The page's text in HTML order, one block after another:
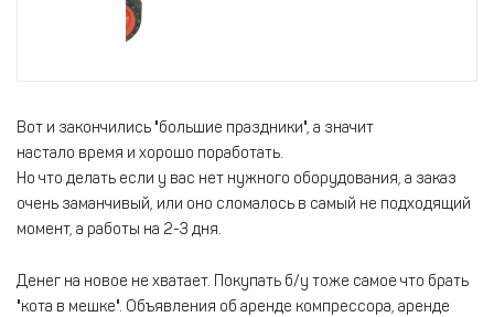
Вот и закончились "большие праздники", а значит
настало время и хорошо поработать.
Но что делать если у вас нет нужного оборудования, а заказ
очень заманчивый, или оно сломалось в самый не подходящий
момент, а работы на 2-3 дня.
Денег на новое не хватает. Покупать б/у тоже самое что брать
"кота в мешке". Объявления об аренде компрессора, аренде